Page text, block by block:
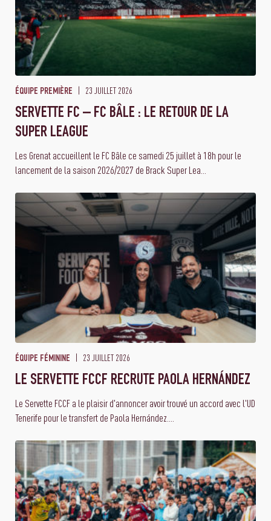
ÉQUIPE PREMIÈRE 23 JUILLET 2026
SERVETTE FC – FC BÂLE : LE RETOUR DE LA
SUPER LEAGUE
Les Grenat accueillent le FC Bâle ce samedi 25 juillet à 18h pour le
lancement de la saison 2026/2027 de Brack Super Lea...
ÉQUIPE FÉMININE 23 JUILLET 2026
LE SERVETTE FCCF RECRUTE PAOLA HERNÁNDEZ
Le Servette FCCF a le plaisir d'annoncer avoir trouvé un accord avec l'UD
Tenerife pour le transfert de Paola Hernández....